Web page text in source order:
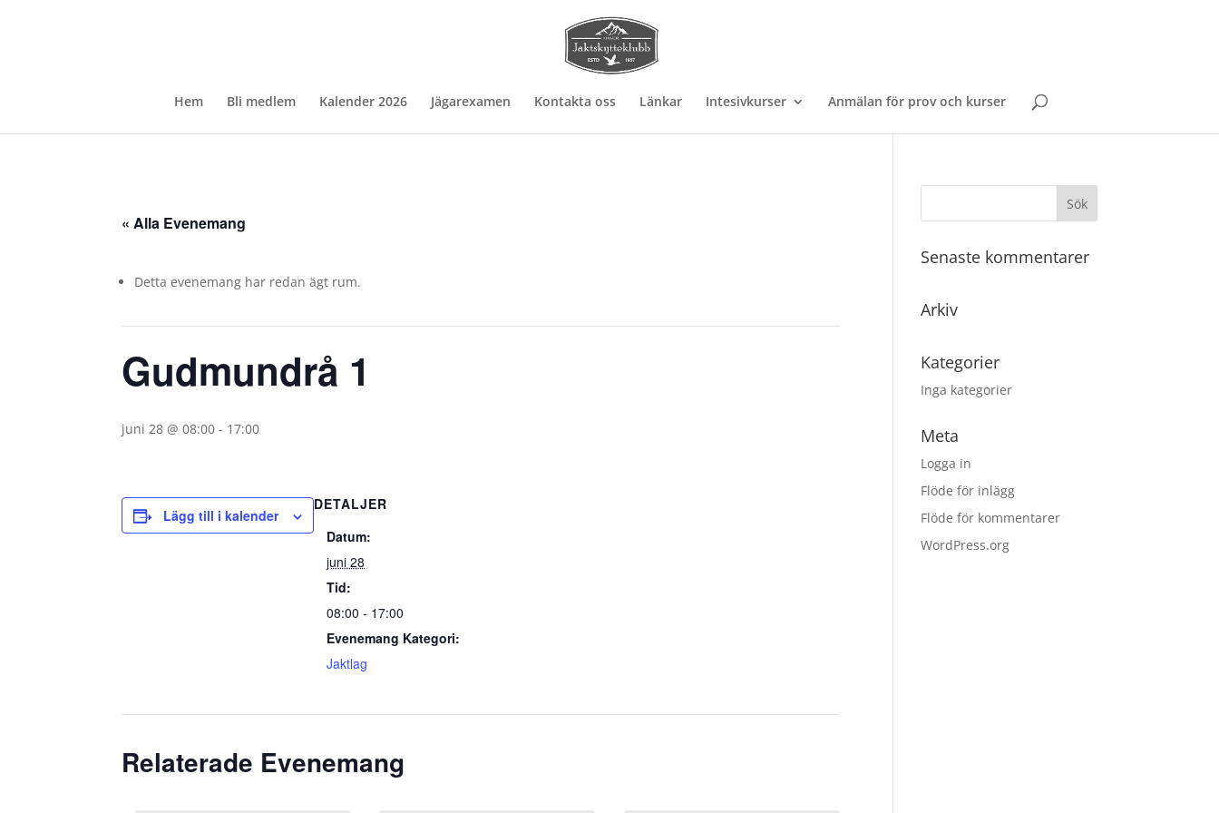
Hem Bli medlem Kalender 2026 Jägarexamen Kontakta oss Länkar Intesivkurser Anmälan för prov och kurser
« Alla Evenemang
Detta evenemang har redan ägt rum.
Gudmundrå 1
juni 28 @ 08:00 - 17:00
Lägg till i kalender
DETALJER
Datum:
juni 28
Tid:
08:00 - 17:00
Evenemang Kategori:
Jaktlag
Relaterade Evenemang
Senaste kommentarer
Arkiv
Kategorier
Inga kategorier
Meta
Logga in
Flöde för inlägg
Flöde för kommentarer
WordPress.org